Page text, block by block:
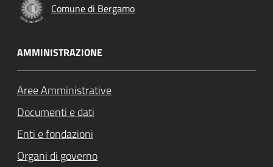
Comune di Bergamo
AMMINISTRAZIONE
Aree Amministrative
Documenti e dati
Enti e fondazioni
Organi di governo